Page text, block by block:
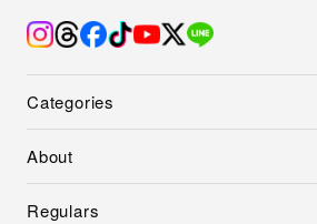
Categories
About
Regulars